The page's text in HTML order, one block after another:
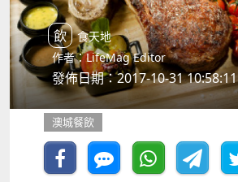
飲食天地
作者：LifeMag Editor
發佈日期：2017-10-31 10:58:11
澳城餐飲